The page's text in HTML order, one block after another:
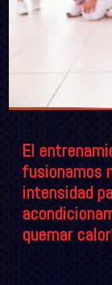
El
fusionamos
intensidad
quemar